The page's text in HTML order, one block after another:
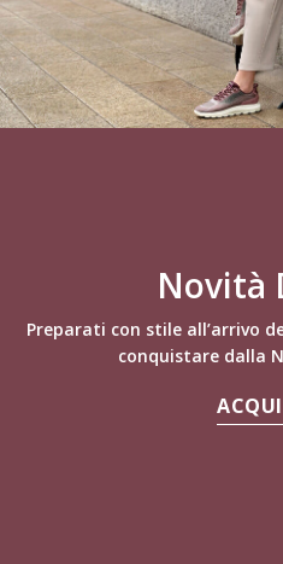
Novità
Preparati con stile all’arrivo
conquistare dalla